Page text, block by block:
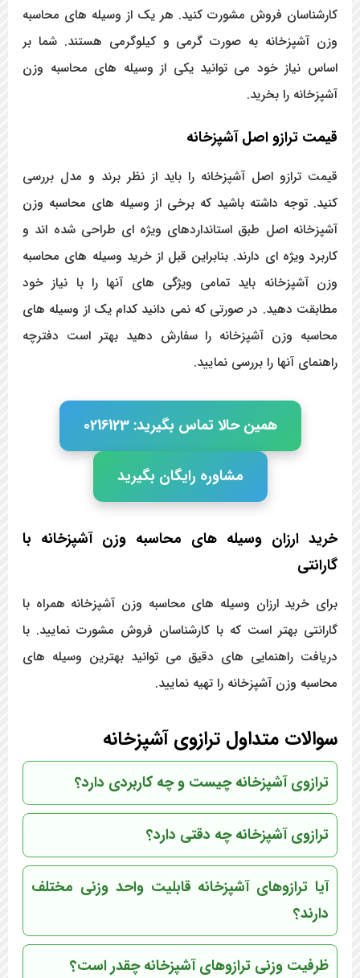
کارشناسان فروش مشورت کنید. هر یک از وسیله های محاسبه
وزن آشپزخانه به صورت گرمی و کیلوگرمی هستند. شما بر
اساس نیاز خود می توانید یکی از وسیله های محاسبه وزن
آشپزخانه را بخرید.
قیمت ترازو اصل آشپزخانه
قیمت ترازو اصل آشپزخانه را باید از نظر برند و مدل بررسی
کنید. توجه داشته باشید که برخی از وسیله های محاسبه وزن
آشپزخانه اصل طبق استانداردهای ویژه ای طراحی شده اند و
کاربرد ویژه ای دارند. بنابراین قبل از خرید وسیله های محاسبه
وزن آشپزخانه باید تمامی ویژگی های آنها را با نیاز خود
مطابقت دهید. در صورتی که نمی دانید کدام یک از وسیله های
محاسبه وزن آشپزخانه را سفارش دهید بهتر است دفترچه
راهنمای آنها را بررسی نمایید.
همین حالا تماس بگیرید: 0216123
مشاوره رایگان بگیرید
خرید ارزان وسیله های محاسبه وزن آشپزخانه با
گارانتی
برای خرید ارزان وسیله های محاسبه وزن آشپزخانه همراه با
گارانتی بهتر است که با کارشناسان فروش مشورت نمایید. با
دریافت راهنمایی های دقیق می توانید بهترین وسیله های
محاسبه وزن آشپزخانه را تهیه نمایید.
سوالات متداول ترازوی آشپزخانه
ترازوی آشپزخانه چیست و چه کاربردی دارد؟
ترازوی آشپزخانه چه دقتی دارد؟
آیا ترازوهای آشپزخانه قابلیت واحد وزنی مختلف
دارند؟
ظرفیت وزنی ترازوهای آشپزخانه چقدر است؟